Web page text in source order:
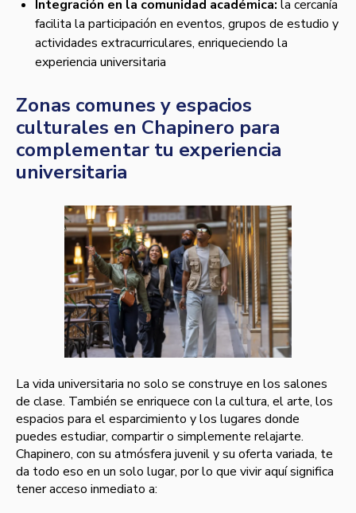
Integración en la comunidad académica: la cercanía
facilita la participación en eventos, grupos de estudio y
actividades extracurriculares, enriqueciendo la
experiencia universitaria
Zonas comunes y espacios
culturales en Chapinero para
complementar tu experiencia
universitaria
La vida universitaria no solo se construye en los salones
de clase. También se enriquece con la cultura, el arte, los
espacios para el esparcimiento y los lugares donde
puedes estudiar, compartir o simplemente relajarte.
Chapinero, con su atmósfera juvenil y su oferta variada, te
da todo eso en un solo lugar, por lo que vivir aquí significa
tener acceso inmediato a: